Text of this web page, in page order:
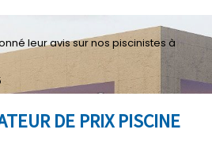
DE PRIX PISCINE
leuravis sur nos piscinistes à